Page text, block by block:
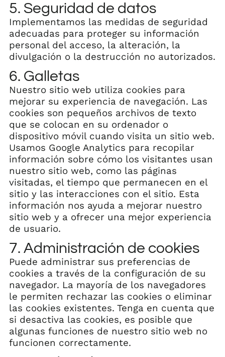
5. Seguridad de datos
Implementamos las medidas de seguridad
adecuadas para proteger su información
personal del acceso, la alteración, la
divulgación o la destrucción no autorizados.
6. Galletas
Nuestro sitio web utiliza cookies para
mejorar su experiencia de navegación. Las
cookies son pequeños archivos de texto
que se colocan en su ordenador o
dispositivo móvil cuando visita un sitio web.
Usamos Google Analytics para recopilar
información sobre cómo los visitantes usan
nuestro sitio web, como las páginas
visitadas, el tiempo que permanecen en el
sitio y las interacciones con el sitio. Esta
información nos ayuda a mejorar nuestro
sitio web y a ofrecer una mejor experiencia
de usuario.
7. Administración de cookies
Puede administrar sus preferencias de
cookies a través de la configuración de su
navegador. La mayoría de los navegadores
le permiten rechazar las cookies o eliminar
las cookies existentes. Tenga en cuenta que
si desactiva las cookies, es posible que
algunas funciones de nuestro sitio web no
funcionen correctamente.